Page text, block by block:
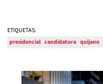
ETIQUETAS:
presidencial candidatura quijano